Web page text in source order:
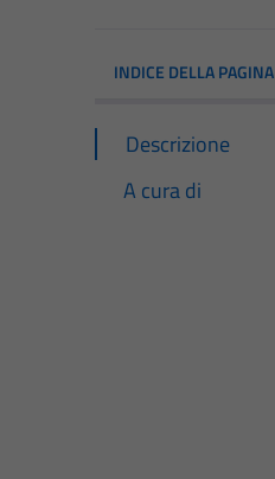
INDICE DELLA PAGINA
Descrizione
A cura di